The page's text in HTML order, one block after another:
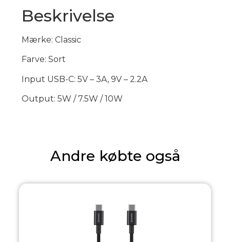
Beskrivelse
Mærke: Classic
Farve: Sort
Input USB-C: 5V – 3A, 9V – 2.2A
Output: 5W / 7.5W / 10W
Andre købte også